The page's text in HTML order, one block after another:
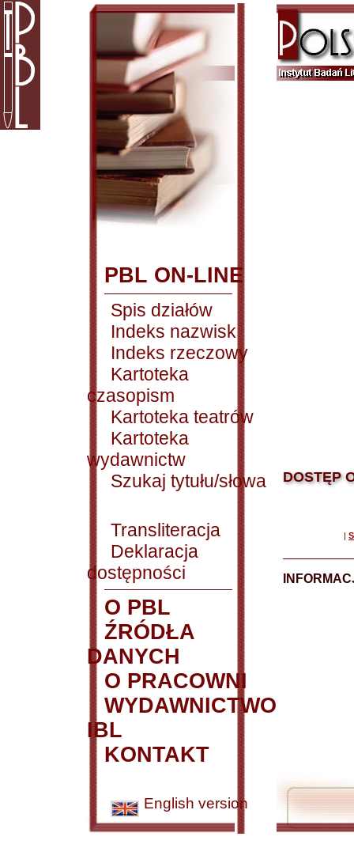
PBL ON-LINE
Spis działów
Indeks nazwisk
Indeks rzeczowy
Kartoteka
czasopism
Kartoteka teatrów
Kartoteka
wydawnictw
Szukaj tytułu/słowa
Transliteracja
Deklaracja
dostępności
O PBL
ŹRÓDŁA
DANYCH
O PRACOWNI
WYDAWNICTWO
IBL
KONTAKT
English version
DOSTĘP
|